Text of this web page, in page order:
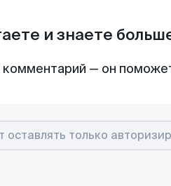
и знаете
комментарий — он